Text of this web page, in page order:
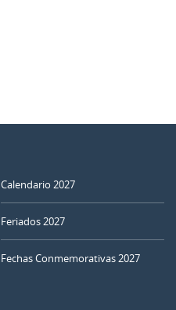
Calendario 2027
Feriados 2027
Fechas Conmemorativas 2027